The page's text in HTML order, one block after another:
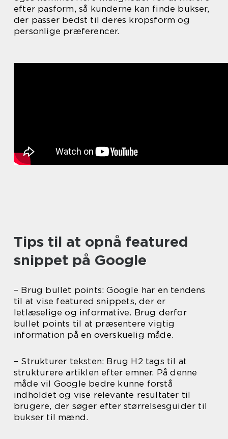
efter pasform, så kunderne kan finde bukser,
der passer bedst til deres kropsform og
personlige præferencer.
Tips til at opnå featured
snippet på Google
– Brug bullet points: Google har en tendens
til at vise featured snippets, der er
letlæselige og informative. Brug derfor
bullet points til at præsentere vigtig
information på en overskuelig måde.
– Strukturer teksten: Brug H2 tags til at
strukturere artiklen efter emner. På denne
måde vil Google bedre kunne forstå
indholdet og vise relevante resultater til
brugere, der søger efter størrelsesguider til
bukser til mænd.